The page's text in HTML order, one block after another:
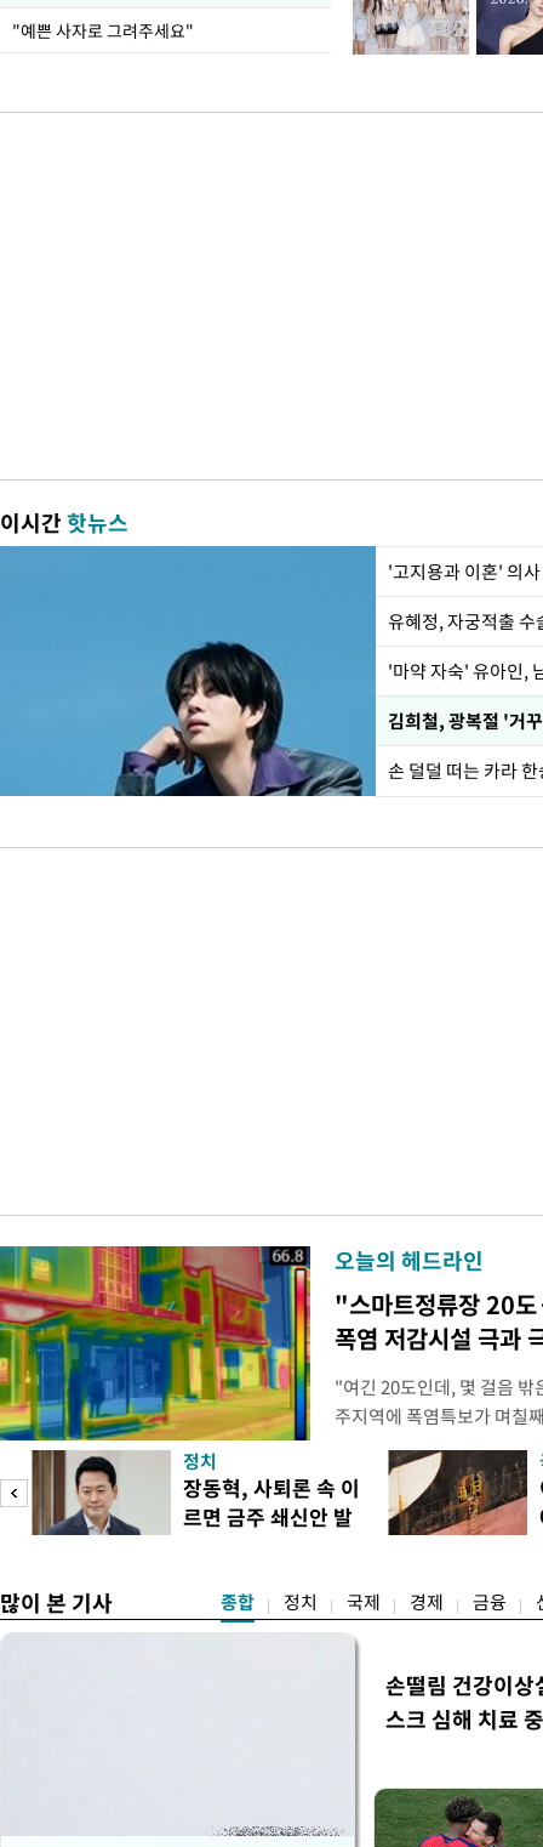
"예쁜 사자로 그려주세요"
이시간핫뉴스
'고지용과 이혼' 의
유혜정, 자궁적출
'마약 자숙' 유아인,
손 덜덜 떠는 카라
오늘의 헤드라인
"스마트정류장 20
폭염 저감시설 극과
"여긴 20도인데, 몇 걸음
주지역에 폭염특보가 며칠
주 북구 용봉동 패션의거
기도 전인 이른 시각부터
통 샛노랗거나 새빨갛게 물
른색, 온도가 높을수록 붉
정치
장동혁, 사퇴론 속 이
르면 금주 쇄신안 발
많이 본 기사 종합 정치 국제 경제 금융
손떨림 건강이
스크 심해 치료